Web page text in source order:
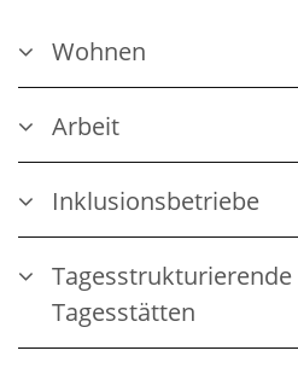
Wohnen
Arbeit
Inklusionsbetriebe
Tagesstätten